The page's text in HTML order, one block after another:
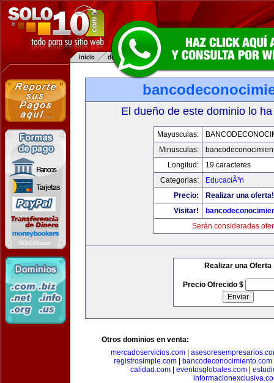
El dueño de este dominio lo
Mayusculas:
Minusculas:
Longitud:
19 caracteres
Categorias:
EducaciÃ³n
Precio:
Realizar una oferta!
Visitar!
Serán consideradas
Realizar una Oferta
Precio Ofrecido $
Otros dominios en venta:
mercadoservicios.com|
registrosimple.com
bancodeconocimiento.com
calidad.com
eventosglobales.com